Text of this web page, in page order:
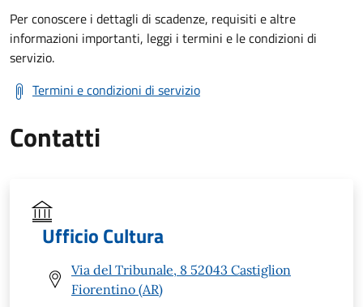
Per conoscere i dettagli di scadenze, requisiti e altre
informazioni importanti, leggi i termini e le condizioni di
servizio.
Termini e condizioni di servizio
Contatti
Ufficio Cultura
Via del Tribunale, 8 52043 Castiglion
Fiorentino (AR)